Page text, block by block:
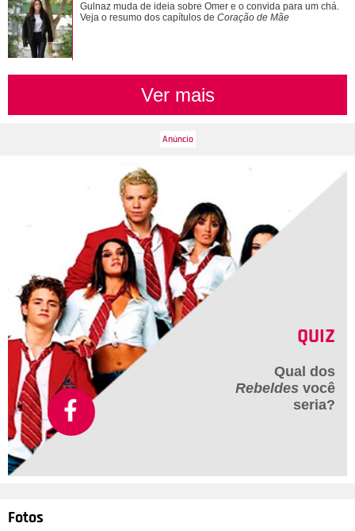
Gulnaz muda de ideia sobre Omer e o convida para um chá.
Veja o resumo dos capítulos de Coração de Mãe
Ver mais
QUIZ
Qual dos
Rebeldes você
seria?
Fotos